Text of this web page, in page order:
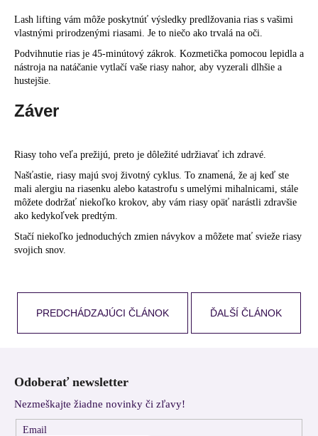
Lash lifting vám môže poskytnúť výsledky predlžovania rias s vašimi
vlastnými prirodzenými riasami. Je to niečo ako trvalá na oči.
Podvihnutie rias je 45-minútový zákrok. Kozmetička pomocou lepidla a
nástroja na natáčanie vytlačí vaše riasy nahor, aby vyzerali dlhšie a
hustejšie.
Záver
Riasy toho veľa prežijú, preto je dôležité udržiavať ich zdravé.
Našťastie, riasy majú svoj životný cyklus. To znamená, že aj keď ste
mali alergiu na riasenku alebo katastrofu s umelými mihalnicami, stále
môžete dodržať niekoľko krokov, aby vám riasy opäť narástli zdravšie
ako kedykoľvek predtým.
Stačí niekoľko jednoduchých zmien návykov a môžete mať svieže riasy
svojich snov.
PREDCHÁDZAJÚCI ČLÁNOK ĎALŠÍ ČLÁNOK
Odoberať newsletter
Nezmeškajte žiadne novinky či zľavy!
Email